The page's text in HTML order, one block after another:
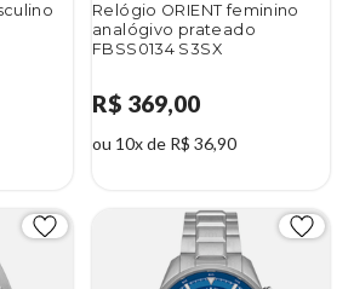
Relógio ORIENT feminino
analógivo prateado
FBSS0134 S3SX
R$ 369,00
ou 10x de R$ 36,90